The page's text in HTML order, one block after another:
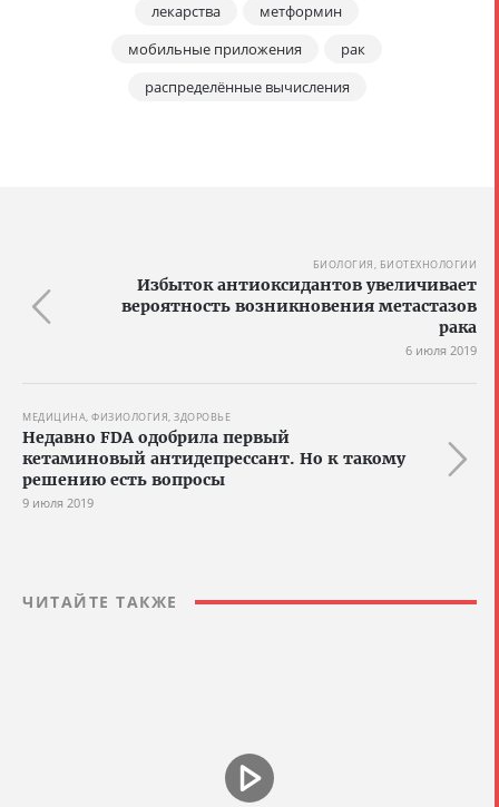
лекарства
метформин
мобильные приложения
рак
распределённые вычисления
БИОЛОГИЯ, БИОТЕХНОЛОГИИ
Избыток антиоксидантов увеличивает
вероятность возникновения метастазов
рака
6 июля 2019
МЕДИЦИНА, ФИЗИОЛОГИЯ, ЗДОРОВЬЕ
Недавно FDA одобрила первый
кетаминовый антидепрессант. Но к такому
решению есть вопросы
9 июля 2019
ЧИТАЙТЕ ТАКЖЕ